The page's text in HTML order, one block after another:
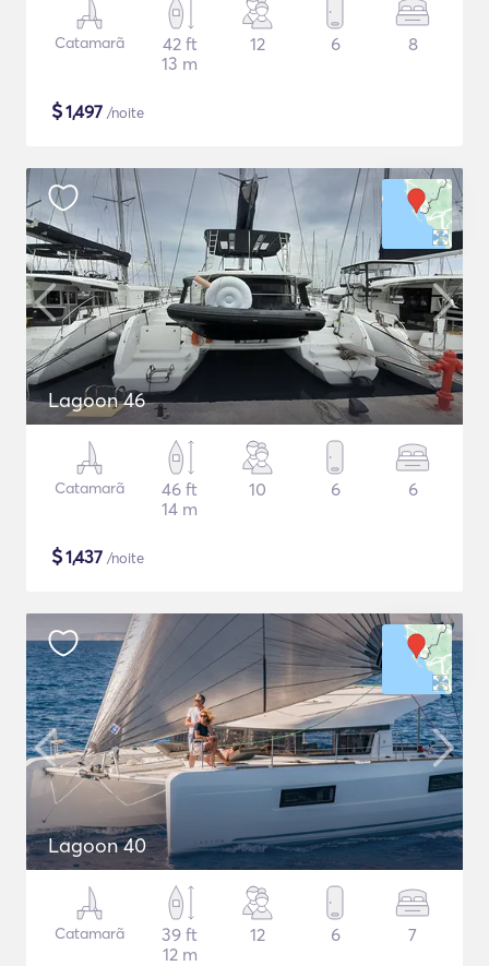
Catamarã
42 ft
13 m
12 6 8
$1,497 /noite
Lagoon 46
Catamarã
46 ft
14 m
10 6 6
$1,437 /noite
Lagoon 40
Catamarã
39 ft
12 m
12 6 7